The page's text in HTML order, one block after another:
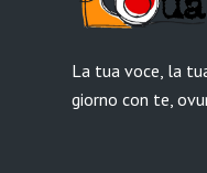
La tua voce, la
giorno con te,